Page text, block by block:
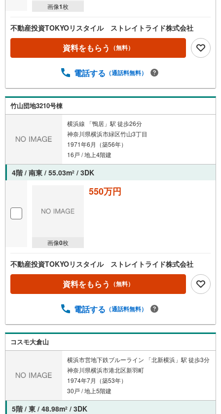
画像1枚
不動産投資TOKYOリスタイル ストレイトライド株式会社
資料をもらう （無料）
電話する （通話料無料）
竹山団地3210号棟
横浜線 「鴨居」駅 徒歩26分
神奈川県横浜市緑区竹山3丁目
1971年6月（築56年）
16戸 / 地上4階建
4階 / 南東 / 55.03m2 / 3DK
画像0枚
550万円
不動産投資TOKYOリスタイル ストレイトライド株式会社
資料をもらう （無料）
電話する （通話料無料）
コスモ大倉山
横浜市営地下鉄ブルーライン 「北新横浜」駅 徒歩3分
神奈川県横浜市港北区新羽町
1974年7月（築53年）
30戸 / 地上5階建
5階 / 東 / 48.98m2 / 3DK